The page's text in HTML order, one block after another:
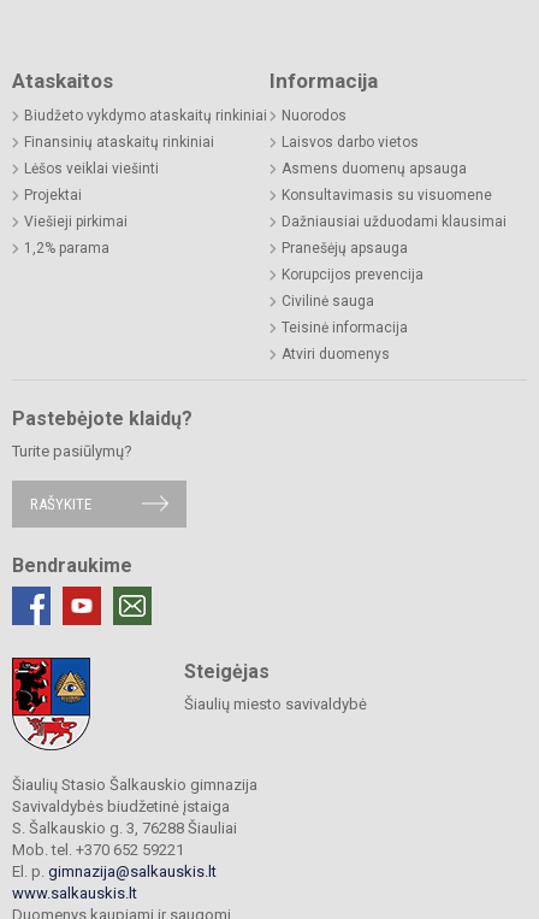
Ataskaitos
Biudžeto vykdymo ataskaitų rinkiniai
Finansinių ataskaitų rinkiniai
Lėšos veiklai viešinti
Projektai
Viešieji pirkimai
1,2% parama
Informacija
Nuorodos
Laisvos darbo vietos
Asmens duomenų apsauga
Konsultavimasis su visuomene
Dažniausiai užduodami klausimai
Pranešėjų apsauga
Korupcijos prevencija
Civilinė sauga
Teisinė informacija
Atviri duomenys
Pastebėjote klaidų?
Turite pasiūlymų?
RAŠYKITE
Bendraukime
Steigėjas
Šiaulių miesto savivaldybė
Šiaulių Stasio Šalkauskio gimnazija
Savivaldybės biudžetinė įstaiga
S. Šalkauskio g. 3, 76288 Šiauliai
Mob. tel. +370 652 59221
El. p. gimnazija@salkauskis.lt
www.salkauskis.lt
Duomenys kaupiami ir saugomi